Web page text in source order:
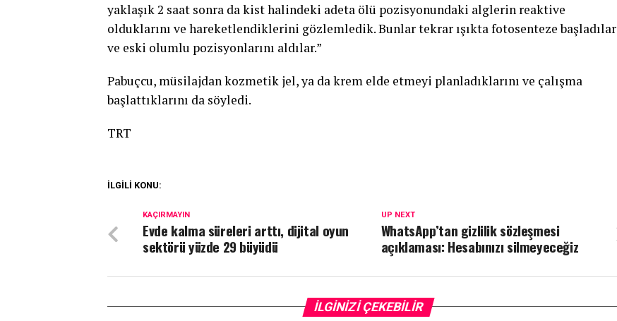
yaklaşık 2 saat sonra da kist halindeki adeta ölü pozisyonundaki alglerin reaktive
olduklarını ve hareketlendiklerini gözlemledik. Bunlar tekrar ışıkta fotosenteze başladılar
ve eski olumlu pozisyonlarını aldılar.”
Pabuçcu, müsilajdan kozmetik jel, ya da krem elde etmeyi planladıklarını ve çalışma
başlattıklarını da söyledi.
TRT
İLGİLİ KONU:
UP NEXT
WhatsApp’tan gizlilik sözleşmesi
açıklaması: Hesabınızı silmeyeceğiz
KAÇIRMAYIN
Evde kalma süreleri arttı, dijital oyun
sektörü yüzde 29 büyüdü
İLGİNİZİ ÇEKEBİLİR